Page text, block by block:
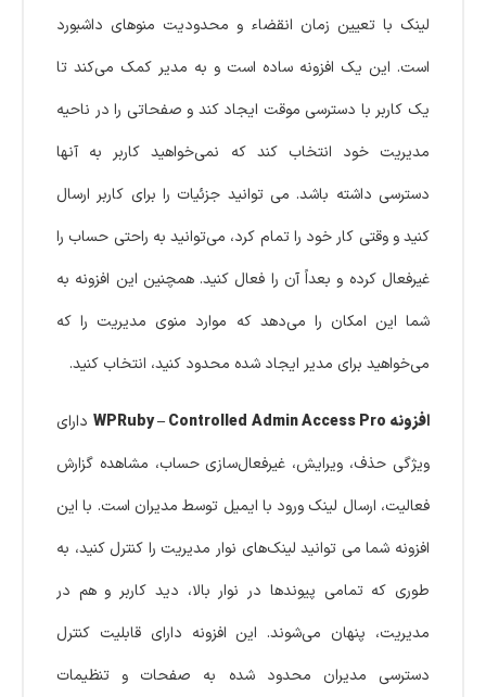
لینک با تعیین زمان انقضاء و محدودیت منوهای داشبورد
است. این یک افزونه ساده است و به مدیر کمک می‌کند تا
یک کاربر با دسترسی موقت ایجاد کند و صفحاتی را در ناحیه
مدیریت خود انتخاب کند که نمی‌خواهید کاربر به آنها
دسترسی داشته باشد. می توانید جزئیات را برای کاربر ارسال
کنید و وقتی کار خود را تمام کرد، می‌توانید به راحتی حساب را
غیرفعال کرده و بعداً آن را فعال کنید. همچنین این افزونه به
شما این امکان را می‌دهد که موارد منوی مدیریت را که
می‌خواهید برای مدیر ایجاد شده محدود کنید، انتخاب کنید.
افزونه WPRuby – Controlled Admin Access Pro
دارای
ویژگی حذف، ویرایش، غیرفعال‌سازی حساب، مشاهده گزارش
فعالیت، ارسال لینک ورود با ایمیل توسط مدیران است. با این
افزونه شما می توانید لینک‌های نوار مدیریت را کنترل کنید، به
طوری که تمامی پیوندها در نوار بالا، دید کاربر و هم در
مدیریت، پنهان می‌شوند. این افزونه دارای قابلیت کنترل
دسترسی مدیران محدود شده به صفحات و تنظیمات